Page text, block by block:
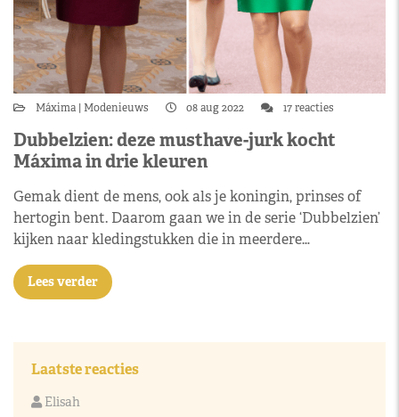
Máxima Modenieuws 08 aug 2022 17 reacties
Dubbelzien: deze musthave-jurk kocht
Máxima in drie kleuren
Gemak dient de mens, ook als je koningin, prinses of
hertogin bent. Daarom gaan we in de serie ‘Dubbelzien’
kijken naar kledingstukken die in meerdere…
Lees verder
Laatste reacties
Elisah